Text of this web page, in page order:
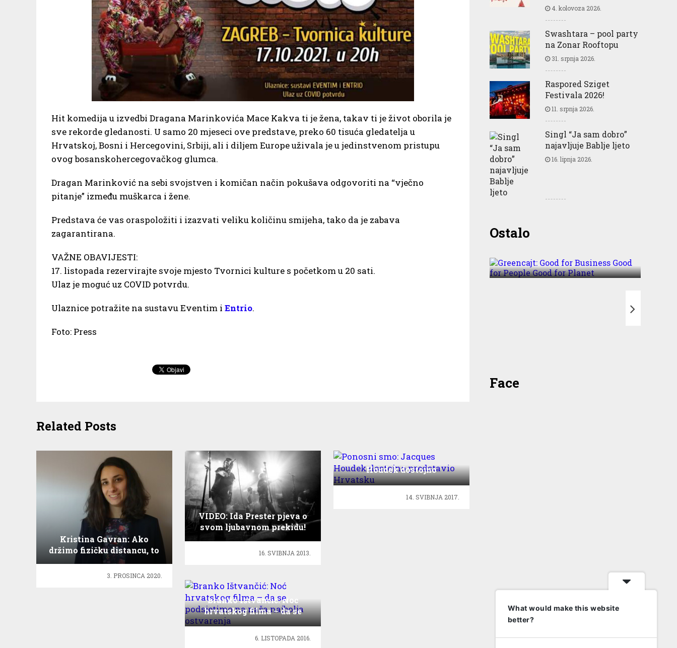
Hit komedija u izvedbi Dragana Marinkovića Mace Kakva ti je žena, takav ti je život oborila je
sve rekorde gledanosti. U samo 20 mjeseci ove predstave, preko 60 tisuća gledatelja u
Hrvatskoj, Bosni i Hercegovini, Srbiji, ali i diljem Europe uživala je u jedinstvenom pristupu
ovog bosanskohercegovačkog glumca.
Dragan Marinković na sebi svojstven i komičan način pokušava odgovoriti na “vječno
pitanje” između muškarca i žene.
Predstava će vas oraspoložiti i izazvati veliku količinu smijeha, tako da je zabava
zagarantirana.
VAŽNE OBAVIJESTI:
17. listopada rezervirajte svoje mjesto Tvornici kulture s početkom u 20 sati.
Ulaz je moguć uz COVID potvrdu.
Ulaznice potražite na sustavu Eventim i Entrio.
Foto: Press
Related Posts
Kristina Gavran: Ako
držimo fizičku distancu, to
ne znači da smo i izolirani
3. PROSINCA 2020.
VIDEO: Ida Prester pjeva o
svom ljubavnom prekidu!
16. SVIBNJA 2013.
Ponosni smo: Jacques
Houdek dostojno
predstavio Hrvatsku
14. SVIBNJA 2017.
Branko Ištvančić: Noć
hrvatskog filma – da se
podsjetimo na naša
6. LISTOPADA 2016.
4. kolovoza 2026.
Swashtara – pool party
na Zonar Rooftopu
31. srpnja 2026.
Raspored Sziget
Festivala 2026!
11. srpnja 2026.
Singl “Ja sam dobro”
najavljuje Bablje ljeto
16. lipnja 2026.
OstaloGreencajt: Good for
Business Good for People
Face
What would make this website
better?